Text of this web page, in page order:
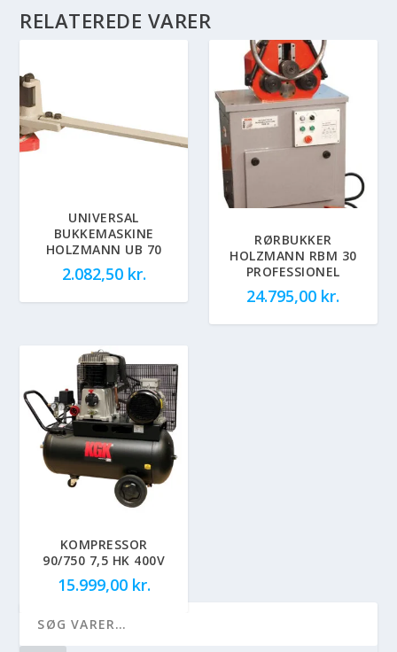
RELATEREDE VARER
UNIVERSAL
BUKKEMASKINE
HOLZMANN UB 70
2.082,50 kr.
RØRBUKKER
HOLZMANN RBM 30
PROFESSIONEL
24.795,00 kr.
KOMPRESSOR
90/750 7,5 HK 400V
15.999,00 kr.